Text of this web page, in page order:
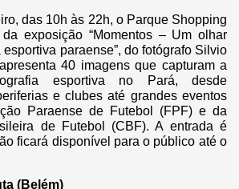
das 10h às 22h, o Parque Shopping
exposição “Momentos – Um olhar
paraense”, do fotógrafo Silvio
40 imagens que capturam a
esportiva no Pará, desde
e clubes até grandes eventos
Paraense de Futebol (FPF) e da
de Futebol (CBF). A entrada é
ficará disponível para o público até o
(Belém)